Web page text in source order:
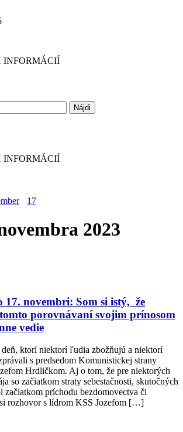
INFORMÁCIÍ
INFORMÁCIÍ
17
2023
17. novembri: Som si istý, že
porovnávaní svojim prínosom
vedie
ktorí niektorí ľudia zbožňujú a niektorí
s predsedom Komunistickej strany
Hrdličkom. Aj o tom, že pre niektorých
so začiatkom straty sebestačnosti, skutočných
začiatkom príchodu bezdomovectva či
rozhovor s lídrom KSS Jozefom […]